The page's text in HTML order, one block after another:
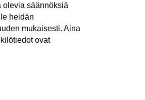
säännöksiä
heidän
mukaisesti. Aina
ovat